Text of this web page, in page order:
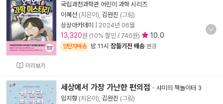
미리보기
국립과천과학관 어린이 과학 시리즈
이혜선 (지은이), 김완진 (그림)
상상아카데미
2024년 06월
13,320원 (10% 할인 / 740원) 10.0
양탄자배송 밤 11시 잠들기전 배송 변경
세상에서 가장 가난한 편의점 - 샤미의 책놀이터 3
임지형 (지은이), 김완진 (그림)